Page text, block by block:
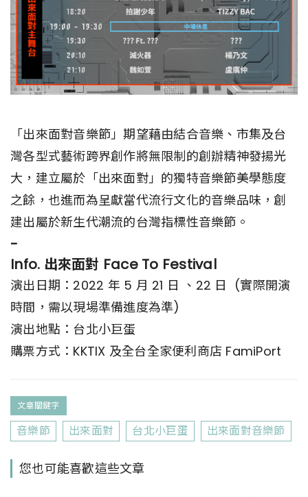
「出來面對音樂節」期望藉由結合音樂、市集及台
灣各型式藝術跨界創作將無限制的創辦精神發揚光
大，建立屬於「出來面對」的獨特音樂節美學態度
之餘，也進而為呈獻當代流行文化的音樂品味，創
建出屬於新生代潮流的台灣指標性音樂節。
-
Info. 出來面對 Face To Festival
演出日期：2022 年 5 月 21 日 、22 日 (實際開演
時間，需以現場準備進度為準)
演出地點：台北小巨蛋
購票方式：KKTIX 及全台全家便利商店 FamiPort
文章關鍵字
音樂節 出來面對 台北小巨蛋 出來面對音樂節
您也可能喜歡這些文章